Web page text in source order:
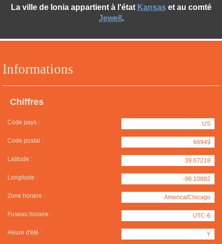
Informations
Chiffres
Code pays : US
Code postal : 66949
Latitude : 39.67218
Longitude : -98.10882
Zone horaire : America/Chicago
Fuseau horaire : UTC-6
Heure d'été : Y
La ville de Ionia appartient à l'état Kansaset au comté
Jewell .